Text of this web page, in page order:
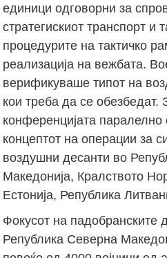
единици одговорни за
стратегискиот транспорт и
процедурите на тактичко
реализација на вежбата.
верификуваше типот на
кои треба да се обезбедат.
конференцијата
концептот на операции за
воздушни десанти во
Македонија, Кралството
Естонија, Република
Фокусот на падобранските
Република Северна